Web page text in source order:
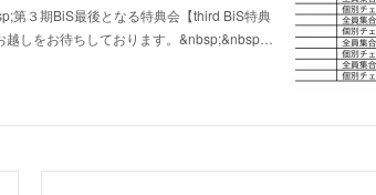
第３期BiS最後となる特典会【third BiS特典
越しをお待ちしております。&nbsp;&nbsp…